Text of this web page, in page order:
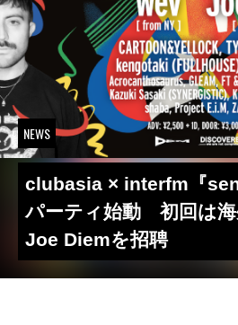
NEWS
clubasia × interfm『
パーティ始動 初回は海
Joe Diemを招聘